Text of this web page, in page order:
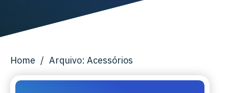
Home / Arquivo: Acessórios